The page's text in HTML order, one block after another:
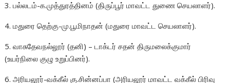
3. பல்லடம்-க.முத்துரத்தினம் (திருப்பூர் மாவட்ட துணை செயலாளர்).
4. மதுரை தெற்கு-மு.பூமிநாதன் (மதுரை மாவட்ட செயலாளர்).
5. வாசுதேவநல்லூர் (தனி) – டாக்டர் சதன் திருமலைக்குமார்
(உயர்நிலை குழு உறுப்பினர்).
6. அரியலூர்-வக்கீல் கு.சின்னப்பா (அரியலூர் மாவட்ட வக்கீல் பிரிவு